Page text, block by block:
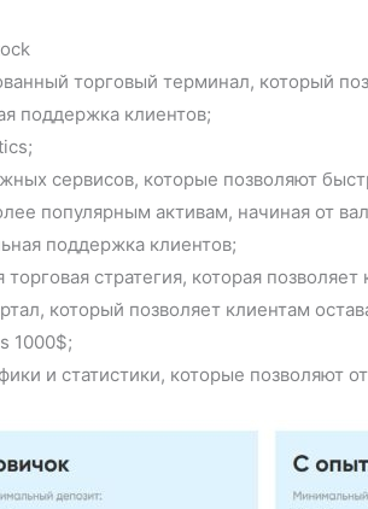
торговый терминал, который
поддержка клиентов;
сервисов, которые позволяют
популярным активам, начиная от
поддержка клиентов;
стратегия, которая
который позволяет клиентам
1000$;
и статистики, которые позволяют